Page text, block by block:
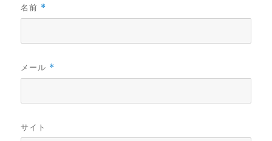
名前 *
メール *
サイト